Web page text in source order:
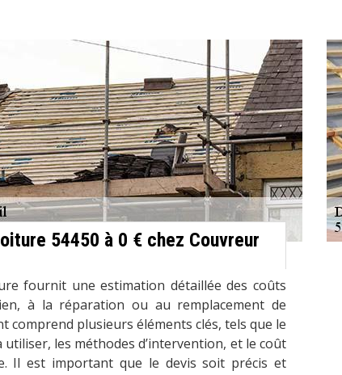
54450 à 0 € chez Couvreur
fournit une estimation détaillée des coûts
à la réparation ou au remplacement de
comprend plusieurs éléments clés, tels que le
les méthodes d’intervention, et le coût
Il est important que le devis soit précis et